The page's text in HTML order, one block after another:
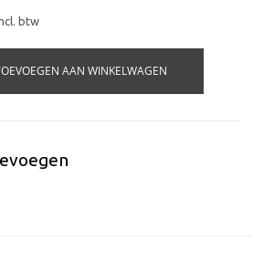
btw
AAN WINKELWAGEN